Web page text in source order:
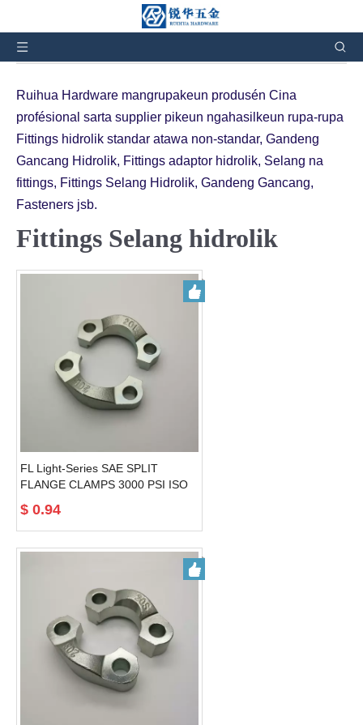
» Produk »
Fittings Selang Hidrolik
Ruihua Hardware mangrupakeun produsén Cina
profésional sarta supplier pikeun ngahasilkeun rupa-rupa
Fittings hidrolik standar atawa non-standar, Gandeng
Gancang Hidrolik, Fittings adaptor hidrolik, Selang na
fittings, Fittings Selang Hidrolik, Gandeng Gancang,
Fasteners jsb.
Fittings Selang hidrolik
FL Light-Series SAE SPLIT
FLANGE CLAMPS 3000 PSI ISO
$ 0.94